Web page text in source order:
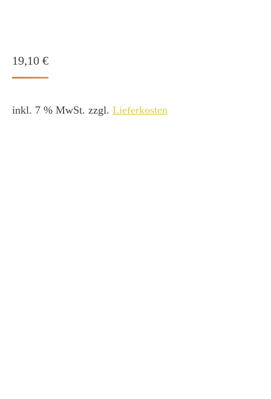
19,10 €
inkl. 7 % MwSt. zzgl. Lieferkosten